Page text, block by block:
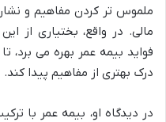
ملموس تر کردن مفاهیم و
مالی. در واقع، بختیاری از
فواید بیمه عمر بهره می برد،
درک بهتری از مفاهیم پیدا کند.
در دیدگاه او، بیمه عمر با